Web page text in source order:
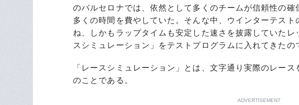
のバルセロナでは、依然として多くのチームが信頼性の
多くの時間を費やしていた。そんな中、ウインターテス
ね、しかもラップタイムも安定した速さを披露していた
スシミュレーション」をテストプログラムに入れてきたの
「レースシミュレーション」とは、文字通り実際のレー
のことである。
ADVERTISEMENT